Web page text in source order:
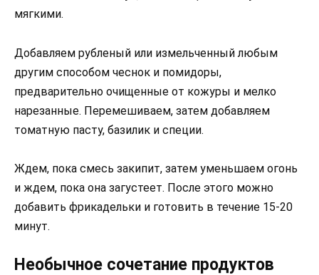
мягкими.
Добавляем рубленый или измельченный любым
другим способом чеснок и помидоры,
предварительно очищенные от кожуры и мелко
нарезанные. Перемешиваем, затем добавляем
томатную пасту, базилик и специи.
Ждем, пока смесь закипит, затем уменьшаем огонь
и ждем, пока она загустеет. После этого можно
добавить фрикадельки и готовить в течение 15-20
минут.
Необычное сочетание продуктов